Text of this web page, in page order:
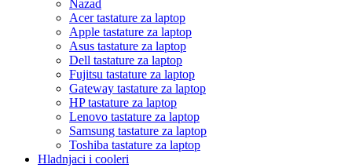
Nazad
Acer tastature za laptop
Apple tastature za laptop
Asus tastature za laptop
Dell tastature za laptop
Fujitsu tastature za laptop
Gateway tastature za laptop
HP tastature za laptop
Lenovo tastature za laptop
Samsung tastature za laptop
Toshiba tastature za laptop
Hladnjaci i cooleri